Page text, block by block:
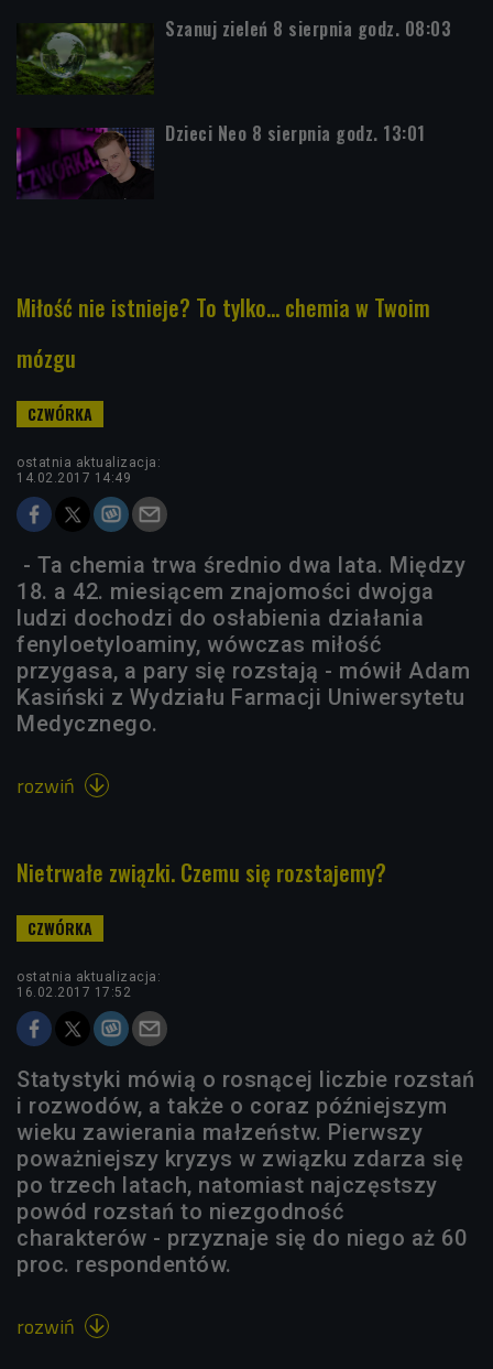
Szanuj zieleń 8 sierpnia godz. 08:03
Dzieci Neo 8 sierpnia godz. 13:01
Miłość nie istnieje? To tylko... chemia w Twoim
mózgu
ostatnia aktualizacja:
14.02.2017 14:49
- Ta chemia trwa średnio dwa lata. Między
18. a 42. miesiącem znajomości dwojga
ludzi dochodzi do osłabienia działania
fenyloetyloaminy, wówczas miłość
przygasa, a pary się rozstają - mówił Adam
Kasiński z Wydziału Farmacji Uniwersytetu
Medycznego.
rozwiń 
Nietrwałe związki. Czemu się rozstajemy?
ostatnia aktualizacja:
16.02.2017 17:52
Statystyki mówią o rosnącej liczbie rozstań
i rozwodów, a także o coraz późniejszym
wieku zawierania małzeństw. Pierwszy
poważniejszy kryzys w związku zdarza się
po trzech latach, natomiast najczęstszy
powód rozstań to niezgodność
charakterów - przyznaje się do niego aż 60
proc. respondentów.
rozwiń 